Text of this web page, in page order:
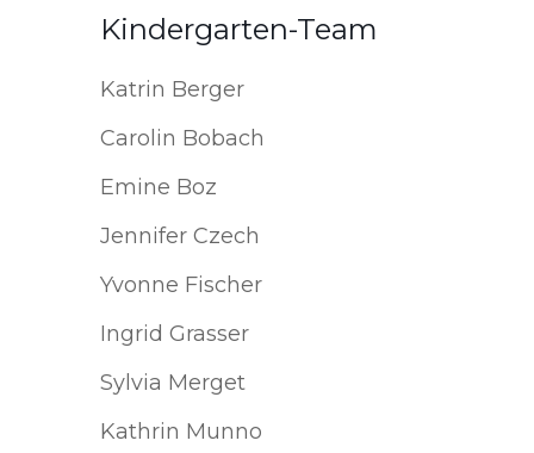
Kindergarten-Team
Katrin Berger
Carolin Bobach
Emine Boz
Jennifer Czech
Yvonne Fischer
Ingrid Grasser
Sylvia Merget
Kathrin Munno